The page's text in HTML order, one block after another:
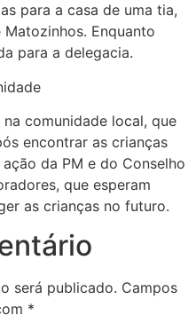
para a casa de uma tia,
Enquanto
para a delegacia.
comunidade local, que
encontrar as crianças
da PM e do Conselho
que esperam
as crianças no futuro.
será publicado. Campos
*